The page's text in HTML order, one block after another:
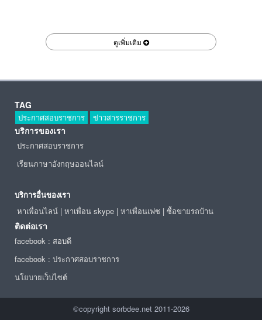
ดูเพิ่มเติม
TAG
ประกาศสอบราชการ ข่าวสารราชการ
บริการของเรา
ประกาศสอบราชการ
เรียนภาษาอังกฤษออนไลน์
บริการอื่นของเรา
หาเพื่อนไลน์ | หาเพื่อน skype | หาเพื่อนเฟซ | ซื้อขายรถบ้าน
ติดต่อเรา
facebook : สอบดี
facebook : ประกาศสอบราชการ
นโยบายเว็บไซต์
©copyright sorbdee.net 2011-2026